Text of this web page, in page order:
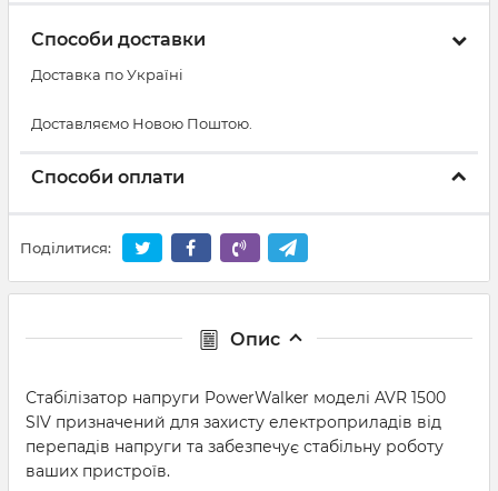
Способи доставки
Доставка по Україні
Доставляємо Новою Поштою.
Способи оплати
Поділитися:
Опис
Стабілізатор напруги PowerWalker моделі AVR 1500
SIV призначений для захисту електроприладів від
перепадів напруги та забезпечує стабільну роботу
ваших пристроїв.